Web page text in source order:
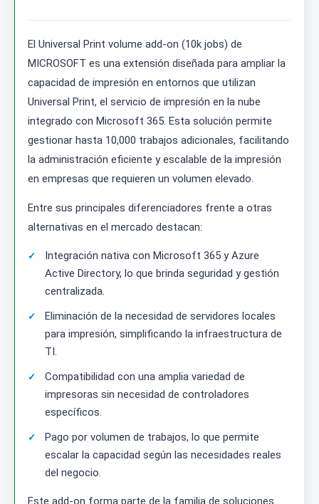
El Universal Print volume add-on (10k jobs) de
MICROSOFT es una extensión diseñada para ampliar la
capacidad de impresión en entornos que utilizan
Universal Print, el servicio de impresión en la nube
integrado con Microsoft 365. Esta solución permite
gestionar hasta 10,000 trabajos adicionales, facilitando
la administración eficiente y escalable de la impresión
en empresas que requieren un volumen elevado.
Entre sus principales diferenciadores frente a otras
alternativas en el mercado destacan:
Integración nativa con Microsoft 365 y Azure
Active Directory, lo que brinda seguridad y gestión
centralizada.
Eliminación de la necesidad de servidores locales
para impresión, simplificando la infraestructura de
TI.
Compatibilidad con una amplia variedad de
impresoras sin necesidad de controladores
específicos.
Pago por volumen de trabajos, lo que permite
escalar la capacidad según las necesidades reales
del negocio.
Este add-on forma parte de la familia de soluciones